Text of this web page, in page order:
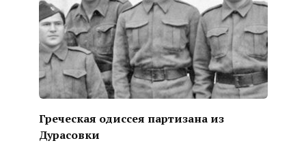
Греческая одиссея партизана из
Дурасовки